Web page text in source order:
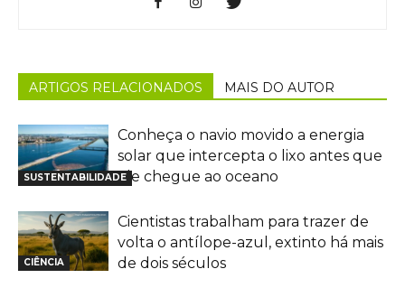
ARTIGOS RELACIONADOS MAIS DO AUTOR
SUSTENTABILIDADE
Conheça o navio movido a energia
solar que intercepta o lixo antes que
ele chegue ao oceano
CIÊNCIA
Cientistas trabalham para trazer de
volta o antílope-azul, extinto há mais
de dois séculos